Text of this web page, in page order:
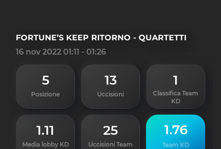
5
Posizione
13
Uccisioni
1
Classifica Team
KD
1.11
Media lobby KD
25
Uccisioni Team
1.76
Team KD
FORTUNE’S KEEP RITORNO - QUARTETTI
16 nov 2022 01:11 - 01:26